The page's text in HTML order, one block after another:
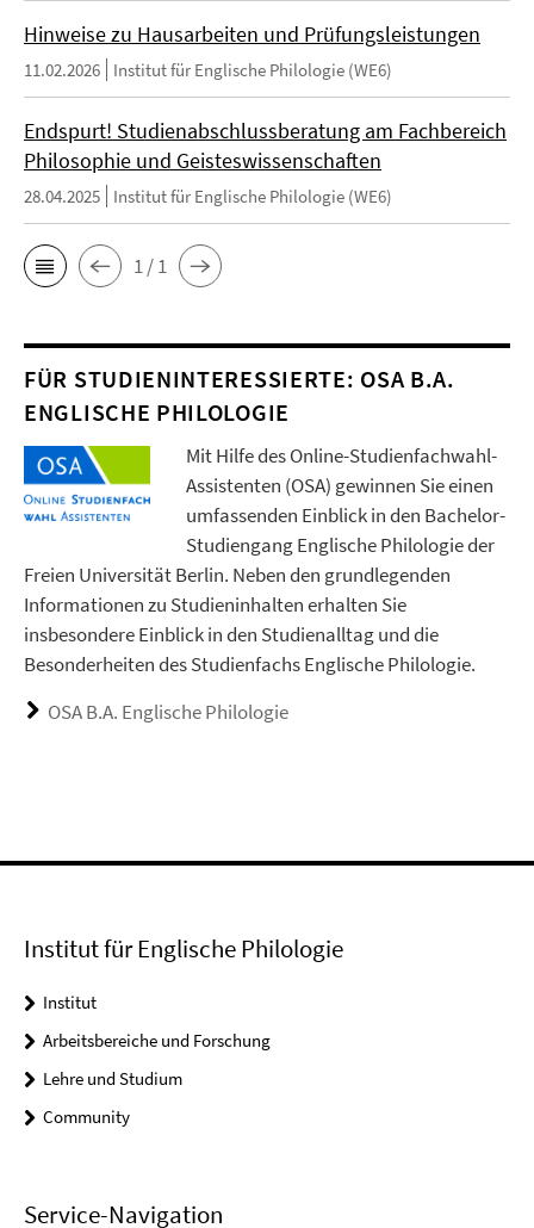
Hinweise zu Hausarbeiten und Prüfungsleistungen
11.02.2026 Institut für Englische Philologie (WE6)
Endspurt! Studienabschlussberatung am Fachbereich
Philosophie und Geisteswissenschaften
28.04.2025 Institut für Englische Philologie (WE6)
1 / 1
FÜR STUDIENINTERESSIERTE: OSA B.A.
ENGLISCHE PHILOLOGIE
Mit Hilfe des Online-Studienfachwahl-
Assistenten (OSA) gewinnen Sie einen
umfassenden Einblick in den Bachelor-
Studiengang Englische Philologie der
Freien Universität Berlin. Neben den grundlegenden
Informationen zu Studieninhalten erhalten Sie
insbesondere Einblick in den Studienalltag und die
Besonderheiten des Studienfachs Englische Philologie.
OSA B.A. Englische Philologie
Institut für Englische Philologie
Institut
Arbeitsbereiche und Forschung
Lehre und Studium
Community
Service-Navigation